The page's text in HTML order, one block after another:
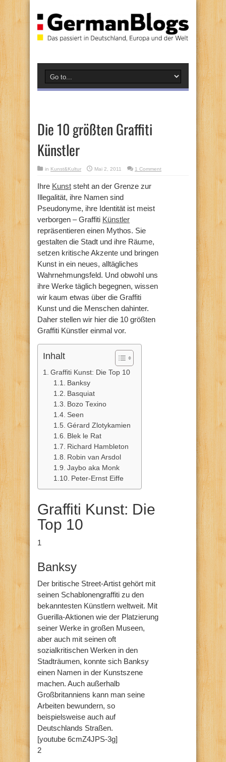
Die 10 größten Graffiti
Künstler
in Kunst&Kultur Mai 2, 2011 1 Comment
Ihre Kunst steht an der Grenze zur
Illegalität, ihre Namen sind
Pseudonyme, ihre Identität ist meist
verborgen – Graffiti Künstler
repräsentieren einen Mythos. Sie
gestalten die Stadt und ihre Räume,
setzen kritische Akzente und bringen
Kunst in ein neues, alltägliches
Wahrnehmungsfeld. Und obwohl uns
ihre Werke täglich begegnen, wissen
wir kaum etwas über die Graffiti
Kunst und die Menschen dahinter.
Daher stellen wir hier die 10 größten
Graffiti Künstler einmal vor.
Inhalt
Graffiti Kunst: Die Top 10
Banksy
Basquiat
Bozo Texino
Seen
Gérard Zlotykamien
Blek le Rat
Richard Hambleton
Robin van Arsdol
Jaybo aka Monk
Peter-Ernst Eiffe
Graffiti Kunst: Die
Top 10
1
Banksy
Der britische Street-Artist gehört mit
seinen Schablonengraffiti zu den
bekanntesten Künstlern weltweit. Mit
Guerilla-Aktionen wie der Platzierung
seiner Werke in großen Museen,
aber auch mit seinen oft
sozialkritischen Werken in den
Stadträumen, konnte sich Banksy
einen Namen in der Kunstszene
machen. Auch außerhalb
Großbritanniens kann man seine
Arbeiten bewundern, so
beispielsweise auch auf
Deutschlands Straßen.
[youtube 6cmZ4JPS-3g]
2